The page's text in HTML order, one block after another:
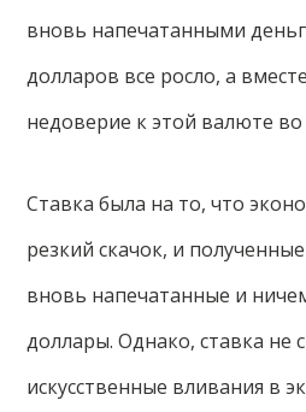
вновь напечатанными
долларов все росло, а
недоверие к этой валюте
Ставка была на то, что
резкий скачок, и
вновь напечатанные и
доллары. Однако, ставка не
искусственные вливания в